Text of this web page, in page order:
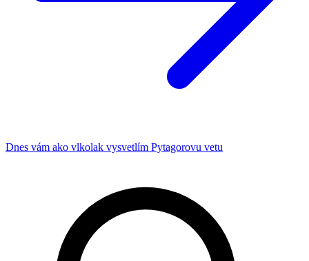
Dnes vám ako vlkolak vysvetlím Pytagorovu vetu